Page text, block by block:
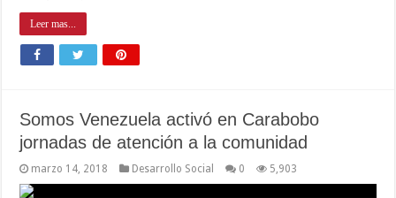
Leer mas...
Somos Venezuela activó en Carabobo
jornadas de atención a la comunidad
marzo 14, 2018 Desarrollo Social 0 5,903